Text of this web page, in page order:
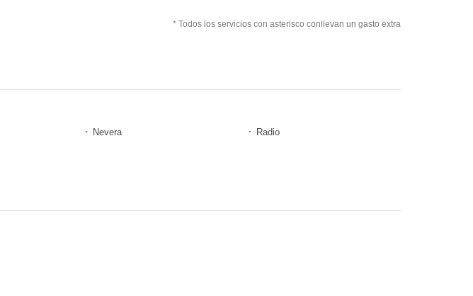
* Todos los servicios con asterisco conllevan un gasto extra
Nevera
Radio